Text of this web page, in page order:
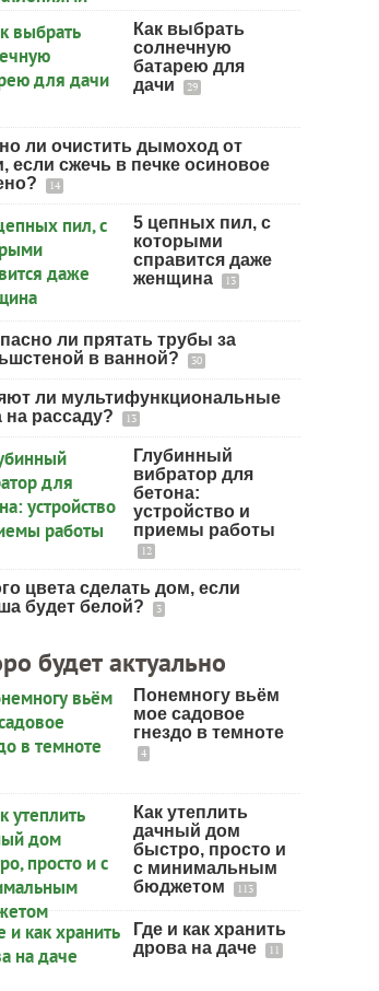
Как выбрать
солнечную
батарею для
дачи
29
ли очистить дымоход от
если сжечь в печке осиновое
14
5 цепных пил, с
которыми
справится даже
женщина
13
ли прятать трубы за
в ванной?
30
ли мультифункциональные
на рассаду?
13
Глубинный
вибратор для
бетона:
устройство и
приемы работы
12
цвета сделать дом, если
будет белой?
3
будет актуально
Понемногу вьём
мое садовое
гнездо в темноте
4
Как утеплить
дачный дом
быстро, просто и
с минимальным
бюджетом
113
Где и как хранить
дрова на даче
11